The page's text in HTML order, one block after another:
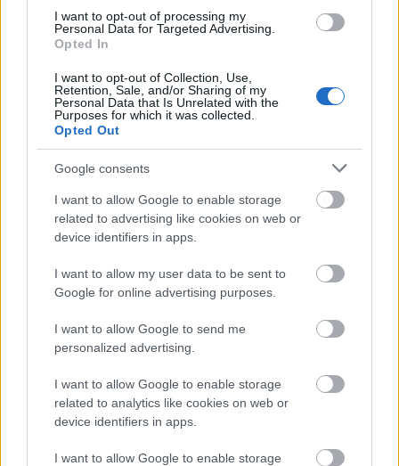
I want to opt-out of processing my
Personal Data for Targeted Advertising.
Opted In
I want to opt-out of Collection, Use,
Retention, Sale, and/or Sharing of my
Personal Data that Is Unrelated with the
Purposes for which it was collected.
Opted Out
Google consents
I want to allow Google to enable storage
related to advertising like cookies on web or
device identifiers in apps.
I want to allow my user data to be sent to
Google for online advertising purposes.
I want to allow Google to send me
personalized advertising.
I want to allow Google to enable storage
related to analytics like cookies on web or
device identifiers in apps.
I want to allow Google to enable storage
Indulhat a Honvéd tér megújításának tervezése, ahol a
klímatudatos gondolkodás és a helyi identitás erősítése kerül a
középpontba.
Történelmi táj, amelynek minden köve
mesél – megújul a tatai Angolkert
M1 bővítés: már zajlik a teljesen új
Bicske Kelet csomópont építése
Új gyalogosátkelők és jelzőlámpás
csomópont épül Angyalföldön
Másfélszeresére bővítik
Hódmezővásárhely jó hírű református
iskoláját